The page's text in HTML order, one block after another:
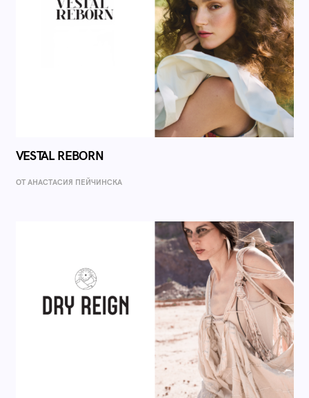
VESTAL REBORN
ОТ AНАСТАСИЯ ПЕЙЧИНСКА